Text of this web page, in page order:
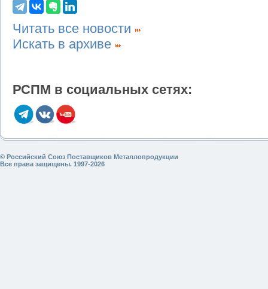
Читать все новости
Искать в архиве
РСПМ в социальных сетях:
© Российский Союз Поставщиков Металлопродукции
Все права защищены. 1997-2026